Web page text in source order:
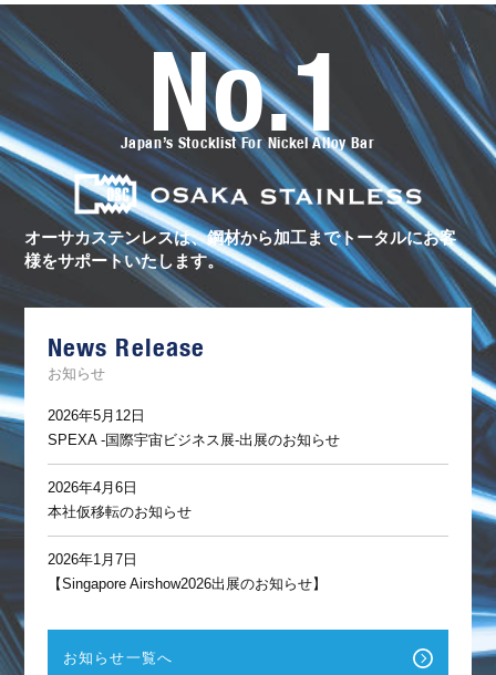
オ
カ
ス
テ
ン
レ
ス
の
ト
ー
タ
ポ
No.1
Japan’s Stocklist For Nickel Alloy Bar
オーサカステンレスは、鋼材から加工までトータルにお客
様をサポートいたします。
News Release
お知らせ
2026年5月12日
SPEXA -国際宇宙ビジネス展-出展のお知らせ
2026年4月6日
本社仮移転のお知らせ
2026年1月7日
【Singapore Airshow2026出展のお知らせ】
お知らせ一覧へ